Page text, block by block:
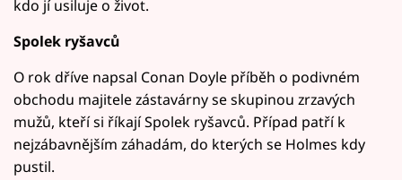
kdo jí usiluje o život.
Spolek ryšavců
O rok dříve napsal Conan Doyle příběh o podivném
obchodu majitele zástavárny se skupinou zrzavých
mužů, kteří si říkají Spolek ryšavců. Případ patří k
nejzábavnějším záhadám, do kterých se Holmes kdy
pustil.